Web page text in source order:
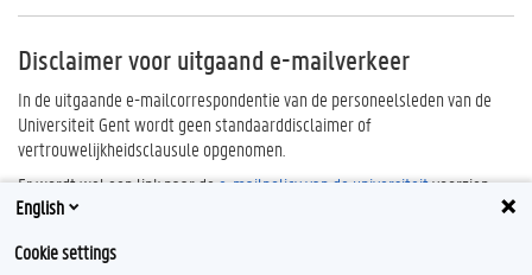
Disclaimer voor uitgaand e-mailverkeer
In de uitgaande e-mailcorrespondentie van de personeelsleden van de
Universiteit Gent wordt geen standaarddisclaimer of
vertrouwelijkheidsclausule opgenomen.
Er wordt wel een link naar dee-mailpolicy van de universiteitvoorzien.
English
Cookie settings